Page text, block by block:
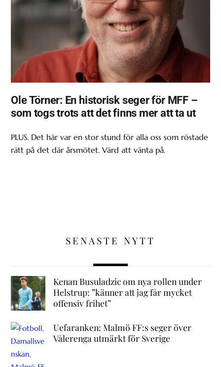
Ole Törner: En historisk seger för MFF –
som togs trots att det finns mer att ta ut
PLUS. Det här var en stor stund för alla oss som röstade
rätt på det där årsmötet. Värd att vänta på.
SENASTE NYTT
Kenan Busuladzic om nya rollen under
Helstrup: ”känner att jag får mycket
offensiv frihet”
Uefaranken: Malmö FF:s seger över
Vålerenga utmärkt för Sverige